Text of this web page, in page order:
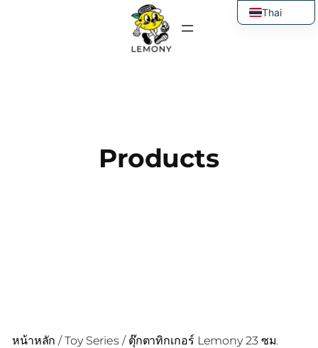
Products
หน้าหลัก /Toy Series / ตุ๊กตาทิกเกอร์ Lemony 23 ซม.
Thai